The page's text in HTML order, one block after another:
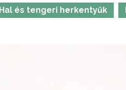
Hal és tengeri herkentyűk